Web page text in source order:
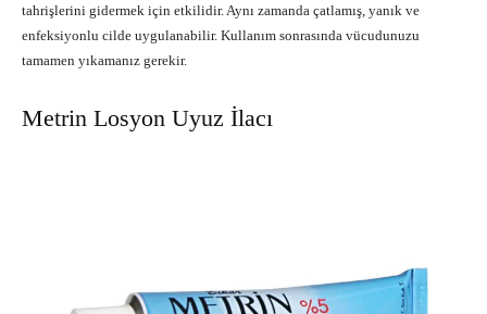
tahrişlerini gidermek için etkilidir. Aynı zamanda çatlamış, yanık ve
enfeksiyonlu cilde uygulanabilir. Kullanım sonrasında vücudunuzu
tamamen yıkamanız gerekir.
Metrin Losyon Uyuz İlacı